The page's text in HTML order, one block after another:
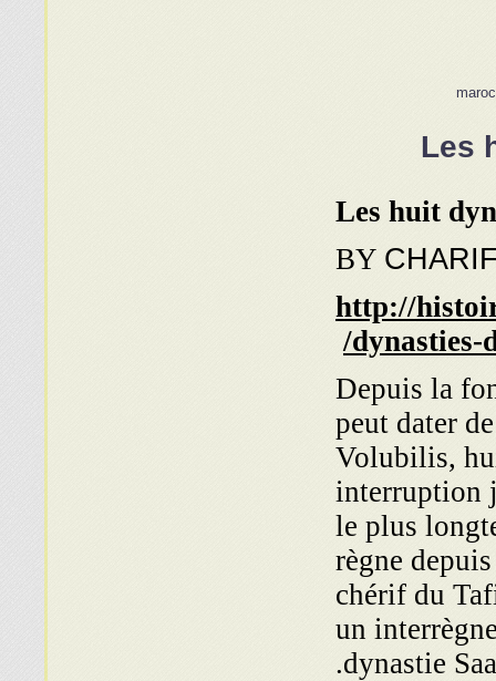
Les
Les huit
BY
http://
dynasties-
Depuis la
peut dater
Volubilis,
interruption
le plus
règne
chérif du
un
dynastie